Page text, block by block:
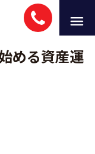
める資産運